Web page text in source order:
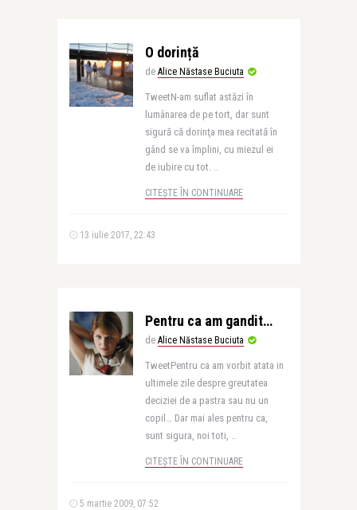
O dorință
de Alice Năstase Buciuta
TweetN-am suflat astăzi în
lumânarea de pe tort, dar sunt
sigură că dorinţa mea recitată în
gând se va împlini, cu miezul ei
de iubire cu tot. ..
CITEȘTE ÎN CONTINUARE
13 iulie 2017, 22:43
Pentru ca am gandit…
de Alice Năstase Buciuta
TweetPentru ca am vorbit atata in
ultimele zile despre greutatea
deciziei de a pastra sau nu un
copil… Dar mai ales pentru ca,
sunt sigura, noi toti, ..
CITEȘTE ÎN CONTINUARE
5 martie 2009, 07:52